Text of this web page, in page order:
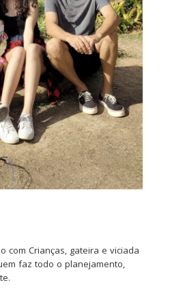
com Crianças, gateira e viciada
faz todo o planejamento,